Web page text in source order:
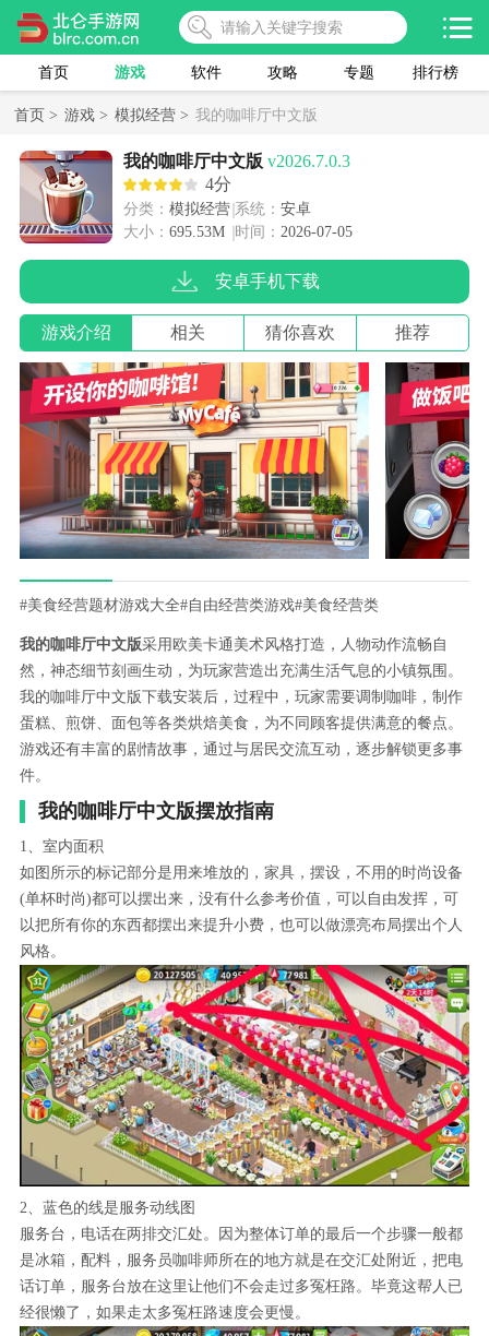
首页 游戏 软件 攻略 专题 排行榜
首页 > 游戏 > 模拟经营 > 我的咖啡厅中文版
我的咖啡厅中文版 v2026.7.0.3
4分
分类： 模拟经营 系统： 安卓
大小： 695.53M 时间： 2026-07-05
安卓手机下载
游戏介绍 相关 猜你喜欢 推荐
#美食经营题材游戏大全#自由经营类游戏#美食经营类
我的咖啡厅中文版采用欧美卡通美术风格打造，人物动作流畅自
然，神态细节刻画生动，为玩家营造出充满生活气息的小镇氛围。
我的咖啡厅中文版下载安装后，过程中，玩家需要调制咖啡，制作
蛋糕、煎饼、面包等各类烘焙美食，为不同顾客提供满意的餐点。
游戏还有丰富的剧情故事，通过与居民交流互动，逐步解锁更多事
件。
我的咖啡厅中文版摆放指南
1、室内面积
如图所示的标记部分是用来堆放的，家具，摆设，不用的时尚设备
(单杯时尚)都可以摆出来，没有什么参考价值，可以自由发挥，可
以把所有你的东西都摆出来提升小费，也可以做漂亮布局摆出个人
风格。
2、蓝色的线是服务动线图
服务台，电话在两排交汇处。因为整体订单的最后一个步骤一般都
是冰箱，配料，服务员咖啡师所在的地方就是在交汇处附近，把电
话订单，服务台放在这里让他们不会走过多冤枉路。毕竟这帮人已
经很懒了，如果走太多冤枉路速度会更慢。